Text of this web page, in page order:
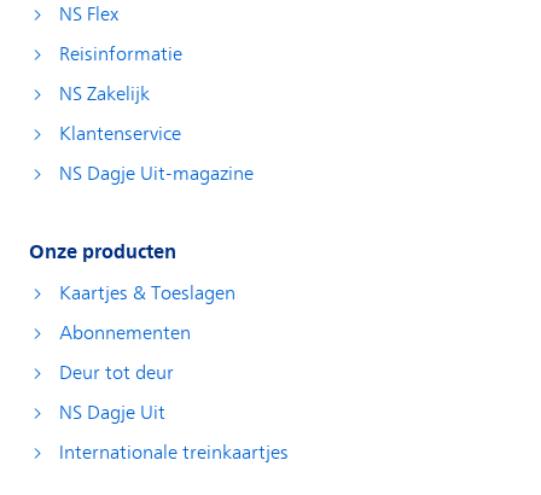
NS Flex
Reisinformatie
NS Zakelijk
Klantenservice
NS Dagje Uit-magazine
Onze producten
Kaartjes & Toeslagen
Abonnementen
Deur tot deur
NS Dagje Uit
Internationale treinkaartjes